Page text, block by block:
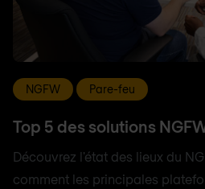
NGFW Pare-feu
Top 5 des solutions
Découvrez l'état des lieux du
comment les principales